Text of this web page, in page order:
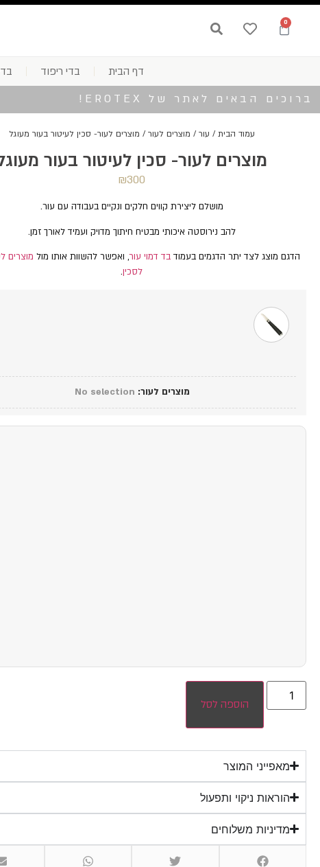
0
דף הבית בדי ריפוד
ברוכים הבאים לאתר של EROTEX!
עמוד הבית / עור / מוצרים לעור / מוצרים לעור- סכין לעיטור בעור מעוגל
מוצרים לעור- סכין לעיטור בעור
₪300
מושלם ליצירת קווים חלקים ונקיים בעבודה עם עור.
להב נירוסטה איכותי מבטיח חיתוך מדויק ועמיד לאורך זמן.
הדגם מוצג לצד יתר הדגמים בעמוד בד דמוי עור, ואפשר להשוות אותו מול מוצרים
לסכין.
מוצרים לעור:
No selection
הוספה לסל
מאפייני המוצר
הוראות ניקוי ותפעול
מדיניות משלוחים